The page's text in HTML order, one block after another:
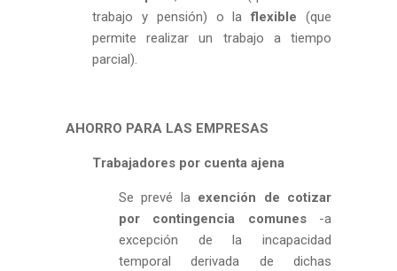
trabajo y pensión) o laflexible (que
permite realizar un trabajo a tiempo
parcial).
AHORRO PARA LAS EMPRESAS
Trabajadores por cuenta ajena
Se prevé la exención de cotizar
por contingencia comunes-a
excepción de la incapacidad
temporal derivada de dichas